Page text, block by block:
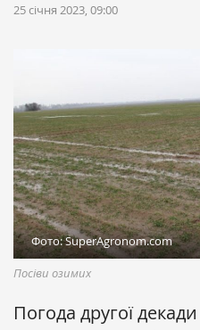
25 січня 2023, 09:00
Фото: SuperAgronom.com
Посіви озимих
Погода другої